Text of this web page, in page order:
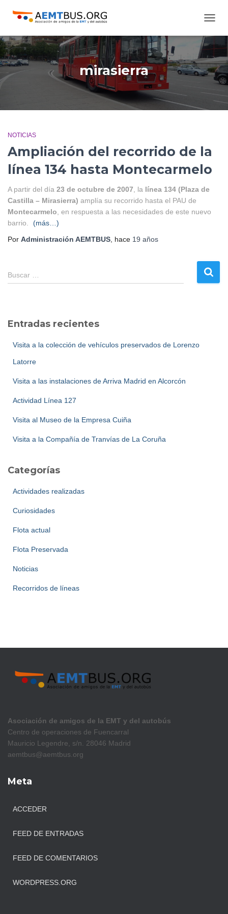
MODO
DE
mirasierra
NOTICIAS
Ampliación del recorrido de la
línea 134 hasta Montecarmelo
A partir del día 23 de octubre de 2007 , la línea 134 (Plaza de
Castilla – Mirasierra) amplía su recorrido hasta el PAU de
Montecarmelo , en respuesta a las necesidades de este nuevo
barrio.
(más…)
Por Administración AEMTBUS , hace 19 años
B
u
r
Buscar …
Entradas recientes
Visita a la colección de vehículos preservados de Lorenzo
Latorre
Visita a las instalaciones de Arriva Madrid en Alcorcón
Actividad Línea 127
Visita al Museo de la Empresa Cuiña
Visita a la Compañía de Tranvías de La Coruña
Categorías
Actividades realizadas
Curiosidades
Flota actual
Flota Preservada
Noticias
Recorridos de líneas
Asociación de amigos de la EMT y del autobús
Centro de operaciones de Fuencarral
Mauricio Legendre, s/n. 28046 Madrid
aemtbus@aemtbus.org
Meta
ACCEDER
FEED DE ENTRADAS
FEED DE COMENTARIOS
WORDPRESS.ORG